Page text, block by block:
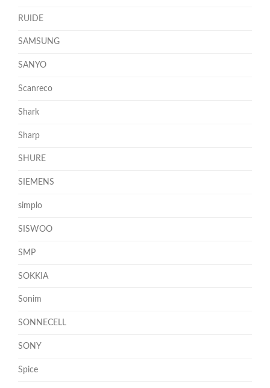
RUIDE
SAMSUNG
SANYO
Scanreco
Shark
Sharp
SHURE
SIEMENS
simplo
SISWOO
SMP
SOKKIA
Sonim
SONNECELL
SONY
Spice